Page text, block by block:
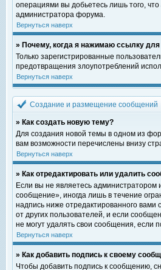
операциями вы добьетесь лишь того,
администратора форума.
Вернуться наверх
» Почему, когда я нажимаю ссылку для
Только зарегистрированные
предотвращения злоупотреблений
Вернуться наверх
Создание и размещение сообщений
» Как создать новую тему?
Для создания новой темы в одном из
вам возможности перечислены внизу
Вернуться наверх
» Как отредактировать или удалить
Если вы не являетесь
сообщение», иногда лишь в течение
надпись ниже отредактированного
от других пользователей, и если
не могут удалять свои сообщения, если
Вернуться наверх
» Как добавить подпись к своему
Чтобы добавить подпись к сообщению,